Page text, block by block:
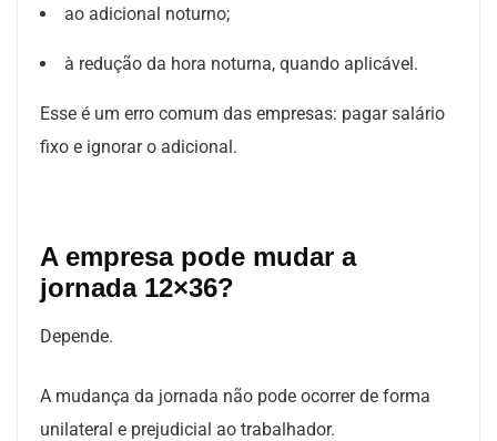
ao adicional noturno;
à redução da hora noturna, quando aplicável.
Esse é um erro comum das empresas: pagar salário
fixo e ignorar o adicional.
A empresa pode mudar a
jornada 12×36?
Depende.
A mudança da jornada não pode ocorrer de forma
unilateral e prejudicial ao trabalhador.